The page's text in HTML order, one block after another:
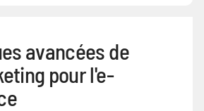
avancées de
pour l'e-